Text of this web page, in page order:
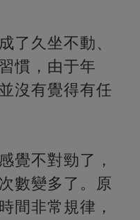
了久坐不動、
慣，由于年
沒有覺得有任
覺不對勁了，
數變多了。原
間非常規律，